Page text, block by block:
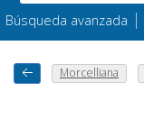
Búsqueda avanzada |
Morcelliana